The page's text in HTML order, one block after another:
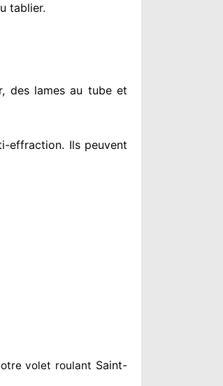
tablier.
des lames au tube et
effraction. Ils peuvent
volet roulant Saint-